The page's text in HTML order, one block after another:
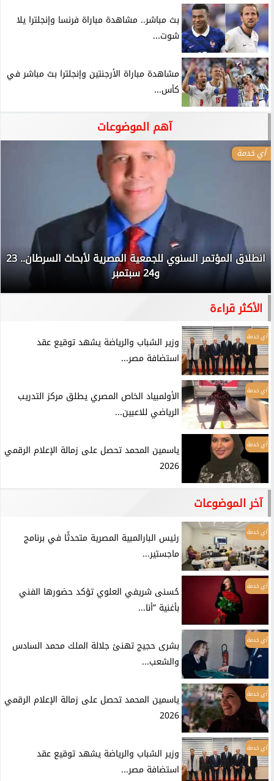
بث مباشر.. مشاهدة مباراة فرنسا وإنجلترا يلا
شوت...
مشاهدة مباراة الأرجنتين وإنجلترا بث مباشر في
كأس...
آهم الموضوعات
أي خدمة
انطلاق المؤتمر السنوي للجمعية المصرية لأبحاث السرطان.. 23
و24 سبتمبر
الأكثر قراءة
أي خدمة
وزير الشباب والرياضة يشهد توقيع عقد
استضافة مصر...
أي خدمة
الأولمبياد الخاص المصري يطلق مركز التدريب
الرياضي للاعبين...
أي خدمة
ياسمين المحمد تحصل على زمالة الإعلام الرقمي
2026
آخر الموضوعات
أي خدمة
رئيس البارالمبية المصرية متحدثًا في برنامج
ماجستير...
أي خدمة
حُسنى شريفي العلوي تؤكد حضورها الفني
بأغنية ”أنا...
أي خدمة
بشرى حجيج تهنئ جلالة الملك محمد السادس
والشعب...
أي خدمة
ياسمين المحمد تحصل على زمالة الإعلام الرقمي
2026
أي خدمة
وزير الشباب والرياضة يشهد توقيع عقد
استضافة مصر...